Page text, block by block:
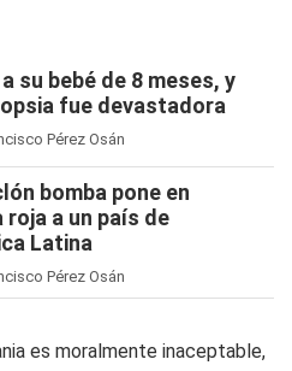
su bebé de 8 meses, y
fue devastadora
Pérez Osán
bomba pone en
roja a un país de
Latina
Pérez Osán
es moralmente inaceptable,